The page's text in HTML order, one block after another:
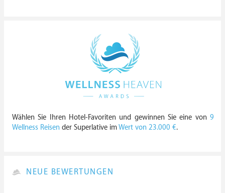
Wählen Sie Ihren Hotel-Favoriten und gewinnen Sie eine von 9
Wellness Reisen der Superlative imWert von 23.000 €.
NEUE BEWERTUNGEN